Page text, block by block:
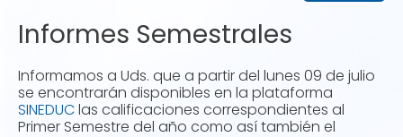
Informes Semestrales
Informamos a Uds. que a partir del lunes 09 de julio
se encontrarán disponibles en la plataforma
SINEDUClas calificaciones correspondientes al
Primer Semestre del año como así también el